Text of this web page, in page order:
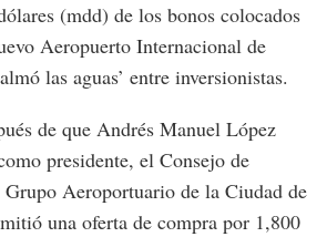
(mdd) de los bonos colocados
Aeropuerto Internacional de
las aguas’ entre inversionistas.
de que Andrés Manuel López
presidente, el Consejo de
Aeroportuario de la Ciudad de
una oferta de compra por 1,800